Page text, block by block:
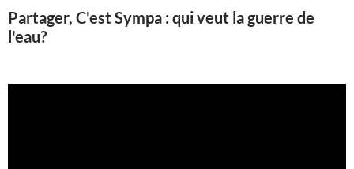
Partager, C'est Sympa : qui veut la guerre de
l'eau?